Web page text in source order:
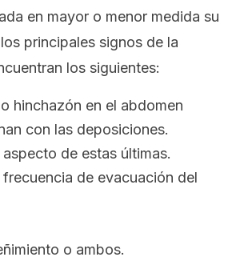
en mayor o menor medida su
principales signos de la
los siguientes:
hinchazón en el abdomen
con las deposiciones.
de estas últimas.
frecuencia de evacuación del
o ambos.